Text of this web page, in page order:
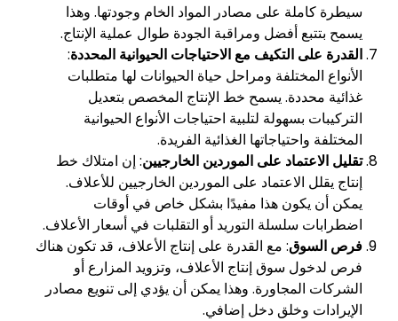
سيطرة كاملة على مصادر المواد الخام وجودتها. وهذا
يسمح بتتبع أفضل ومراقبة الجودة طوال عملية الإنتاج.
القدرة على التكيف مع الاحتياجات الحيوانية المحددة:
الأنواع المختلفة ومراحل حياة الحيوانات لها متطلبات
غذائية محددة. يسمح خط الإنتاج المخصص بتعديل
التركيبات بسهولة لتلبية احتياجات الأنواع الحيوانية
المختلفة واحتياجاتها الغذائية الفريدة.
تقليل الاعتماد على الموردين الخارجيين: إن امتلاك خط
إنتاج يقلل الاعتماد على الموردين الخارجيين للأعلاف.
يمكن أن يكون هذا مفيدًا بشكل خاص في أوقات
اضطرابات سلسلة التوريد أو التقلبات في أسعار الأعلاف.
فرص السوق: مع القدرة على إنتاج الأعلاف، قد تكون هناك
فرص لدخول سوق إنتاج الأعلاف، وتزويد المزارع أو
الشركات المجاورة. وهذا يمكن أن يؤدي إلى تنويع مصادر
الإيرادات وخلق دخل إضافي.